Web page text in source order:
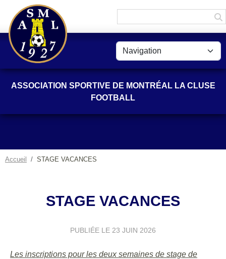
ASSOCIATION SPORTIVE DE MONTRÉAL LA CLUSE
FOOTBALL
Accueil STAGE VACANCES
STAGE VACANCES
PUBLIÉE LE 23 JUIN 2026
Les inscriptions pour les deux semaines de stage de
Panneau de gestion des cookies